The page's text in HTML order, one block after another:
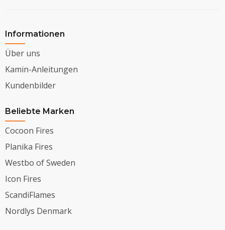
Informationen
Über uns
Kamin-Anleitungen
Kundenbilder
Beliebte Marken
Cocoon Fires
Planika Fires
Westbo of Sweden
Icon Fires
ScandiFlames
Nordlys Denmark